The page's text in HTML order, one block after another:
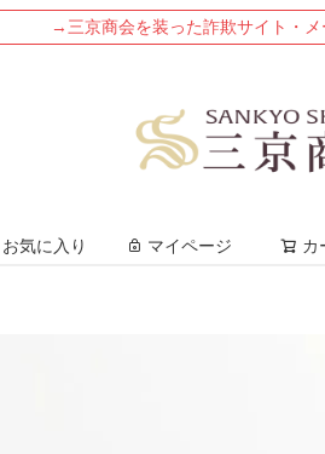
→三京商会を装った詐欺サイト・
お気に入り マイページ カ